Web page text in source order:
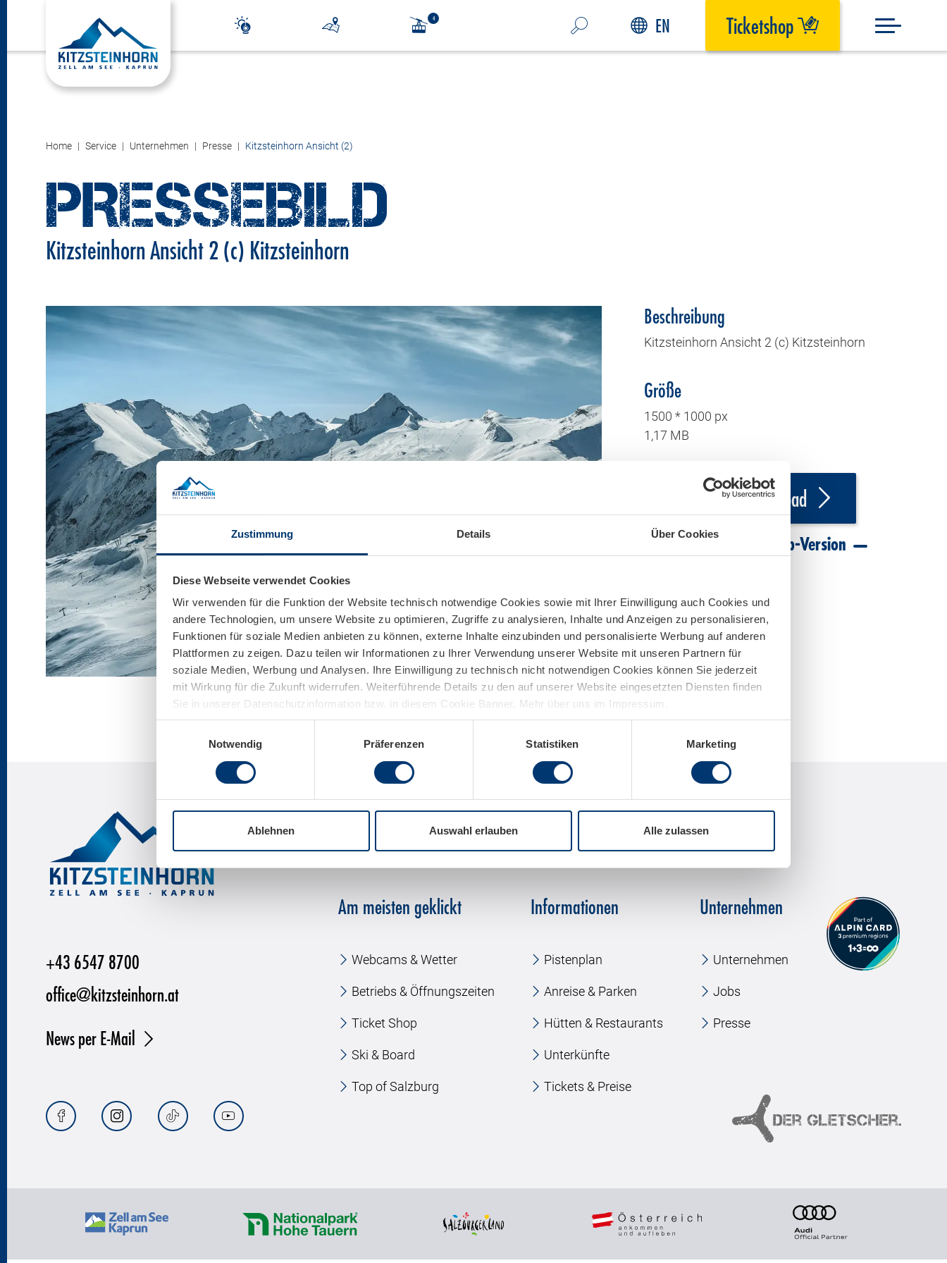
Zustimmung Details Über Cookies
Diese Webseite verwendet Cookies
Wir verwenden für die Funktion der Website technisch notwendige Cookies sowie mit Ihrer Einwilligung auch Cookies und
andere Technologien, um unsere Website zu optimieren, Zugriffe zu analysieren, Inhalte und Anzeigen zu personalisieren,
Funktionen für soziale Medien anbieten zu können, externe Inhalte einzubinden und personalisierte Werbung auf anderen
Plattformen zu zeigen. Dazu teilen wir Informationen zu Ihrer Verwendung unserer Website mit unseren Partnern für
soziale Medien, Werbung und Analysen. Ihre Einwilligung zu technisch nicht notwendigen Cookies können Sie jederzeit
mit Wirkung für die Zukunft widerrufen. Weiterführende Details zu den auf unserer Website eingesetzten Diensten finden
Sie in unserer Datenschutzinformation bzw. in diesem Cookie Banner. Mehr über uns im Impressum.
Notwendig
Präferenzen Statistiken Marketing
Ablehnen Auswahl erlauben Alle zulassen
EN Ticketshop
Home Service Unternehmen Presse Kitzsteinhorn Ansicht (2)
PRESSEBILD
Kitzsteinhorn Ansicht 2 (c) Kitzsteinhorn
Beschreibung
Kitzsteinhorn Ansicht 2 (c) Kitzsteinhorn
Größe
1500 * 1000 px
1,17 MB
Download
Download Web-Version
+43 6547 8700
office@kitzsteinhorn.at
News per E-Mail
Am meisten geklickt
Webcams & Wetter
Betriebs & Öffnungszeiten
Ticket Shop
Ski & Board
Top of Salzburg
Informationen
Pistenplan
Anreise & Parken
Hütten & Restaurants
Unterkünfte
Tickets & Preise
Unternehmen
Unternehmen
Jobs
Presse